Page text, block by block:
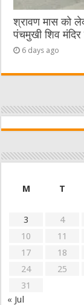
श्रावण मास को
पंचमुखी शिव मंदिर
6 days ago
M
T
3
4
10
11
17
18
24
25
31
« Jul